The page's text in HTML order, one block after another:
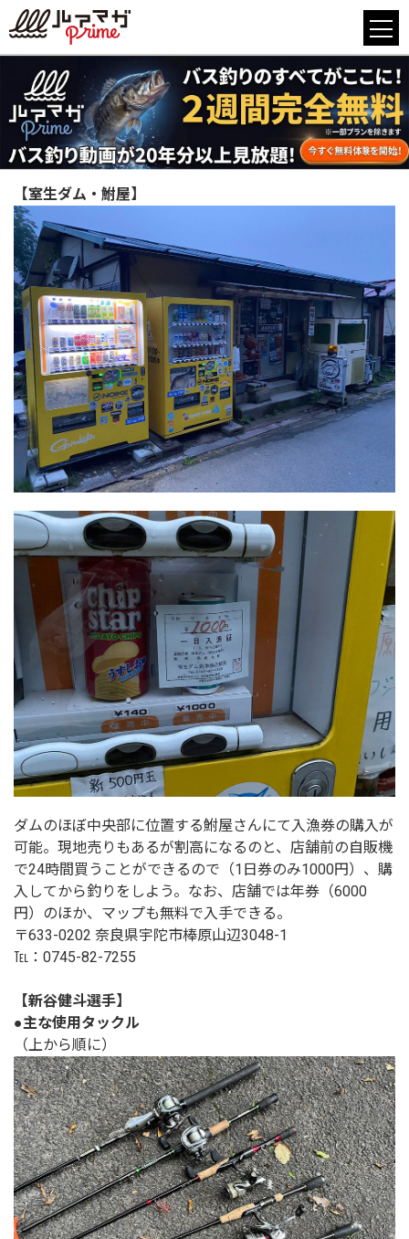
【室生ダム・鮒屋】
ダムのほぼ中央部に位置する鮒屋さんにて入漁券の購入が
可能。現地売りもあるが割高になるのと、店舗前の自販機
で24時間買うことができるので（1日券のみ1000円）、購
入してから釣りをしよう。なお、店舗では年券（6000
円）のほか、マップも無料で入手できる。
〒633-0202 奈良県宇陀市棒原山辺3048-1
℡：0745-82-7255
【新谷健斗選手】
●主な使用タックル
（上から順に）